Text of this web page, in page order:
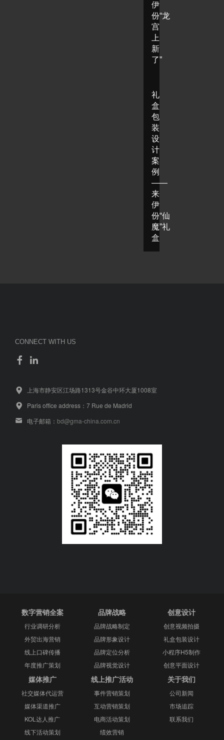
伊
份“龙
宫
上
新
了”
礼
盒
包
装
设
计
案
例
——
来
伊
份“仙
魔”礼
盒
CONNECT WITH US
上海市静安区江场路1313号金谷中环大厦1008室
Paris office address：7 Rue de Madrid
电子邮箱： bd@gma-china.com.cn
数字营销全案
行业调研分析
外贸出海营销
线上口碑传播
年度推广策划
品牌战略
品牌战略制定
品牌形象设计
品牌定位分析
品牌视觉设计
创意设计
创意视频拍摄
礼盒包装设计
小程序H5制作
创意平面设计
媒体推广
社交媒体代运营
媒体渠道推广
KOL达人推广
线下活动策划
线上推广活动
事件营销策划
互动营销策划
电商活动策划
绩效营销
关于我们
公司新闻
市场追踪
联系我们